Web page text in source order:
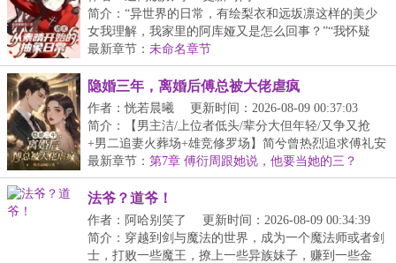
简介：“异世界的日常，有绘梨衣和远坂凛这样的美少
女我理解，我家里的阿库娅又是怎么回事？”“我怀疑
这...
最新章节： 未命名章节
隐婚三年，离婚后傅总被大佬虐疯
作者：恍若晨曦
更新时间：2026-08-09 00:37:03
简介：【男主洁/上位者低头/辈分大但年轻/又争又抢
+男二追妻火葬场+雄竞修罗场】简兮曾热烈追求傅礼安
年...
最新章节： 第7章 傅衍周跟她说，他要当她的三？
法爷？道爷！
作者：阿哈别笑了
更新时间：2026-08-09 00:34:39
简介：穿越到剑与魔法的世界，成为一个魔法师或者剑
士，打败一些魔王，撩上一些异族妹子，赚到一些金